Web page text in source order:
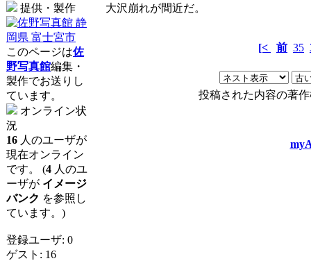
提供・製作
このページは佐
野写真館編集・
製作でお送りし
ています。
オンライン状
況
16 人のユーザが
現在オンライン
です。 (4 人のユ
ーザが イメージ
バンク を参照し
ています。)
登録ユーザ: 0
ゲスト: 16
大沢崩れが間近だ。
[< 前 35
投稿された内容の著